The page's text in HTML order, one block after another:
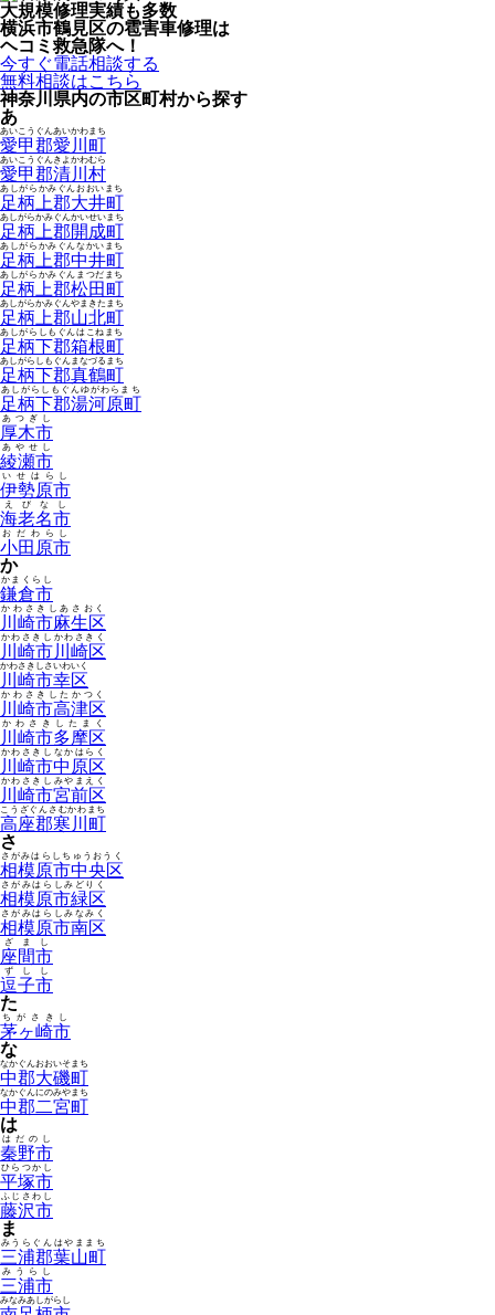
大規模修理実績も多数
横浜市鶴見区の雹害車修理は
ヘコミ救急隊へ！
今すぐ電話相談する
無料相談はこちら
神奈川県内の市区町村から探す
あ
愛甲郡愛川町
あいこうぐんあいかわまち
愛甲郡清川村
あいこうぐんきよかわむら
足柄上郡大井町
あしがらかみぐんおおいまち
足柄上郡開成町
あしがらかみぐんかいせいまち
足柄上郡中井町
あしがらかみぐんなかいまち
足柄上郡松田町
あしがらかみぐんまつだまち
足柄上郡山北町
あしがらかみぐんやまきたまち
足柄下郡箱根町
あしがらしもぐんはこねまち
足柄下郡真鶴町
あしがらしもぐんまなづるまち
足柄下郡湯河原町
あしがらしもぐんゆがわらまち
厚木市
あつぎし
綾瀬市
あやせし
伊勢原市
いせはらし
海老名市
えびなし
小田原市
おだわらし
か
鎌倉市
かまくらし
川崎市麻生区
かわさきしあさおく
川崎市川崎区
かわさきしかわさきく
川崎市幸区
かわさきしさいわいく
川崎市高津区
かわさきしたかつく
川崎市多摩区
かわさきしたまく
川崎市中原区
かわさきしなかはらく
川崎市宮前区
かわさきしみやまえく
高座郡寒川町
こうざぐんさむかわまち
さ
相模原市中央区
さがみはらしちゅうおうく
相模原市緑区
さがみはらしみどりく
相模原市南区
さがみはらしみなみく
座間市
ざまし
逗子市
ずしし
た
茅ヶ崎市
ちがさきし
な
中郡大磯町
なかぐんおおいそまち
中郡二宮町
なかぐんにのみやまち
は
秦野市
はだのし
平塚市
ひらつかし
藤沢市
ふじさわし
ま
三浦郡葉山町
みうらぐんはやままち
三浦市
みうらし
みなみあしがらし